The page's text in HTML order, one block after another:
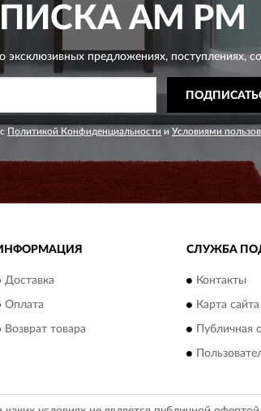
AM PM
эксклюзивных предложениях,поступлениях,
Политикой Конфиденциальности и Условиями
Доставка
Оплата
Возврат товара
СЛУЖБА
Контакты
Карта сайта
Публичная